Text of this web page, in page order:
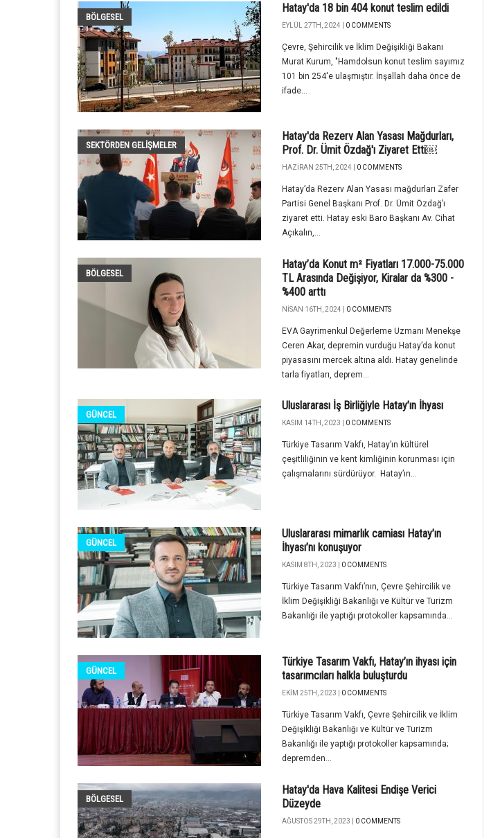
BÖLGESEL
Hatay'da 18 bin 404 konut teslim edildi
EYLÜL 27TH, 2024 | 0 COMMENTS
Çevre, Şehircilik ve İklim Değişikliği Bakanı
Murat Kurum, "Hamdolsun konut teslim sayımız
101 bin 254'e ulaşmıştır. İnşallah daha önce de
ifade...
SEKTÖRDEN GELIŞMELER
Hatay'da Rezerv Alan Yasası Mağdurları,
Prof. Dr. Ümit Özdağ'ı Ziyaret Etti￼
HAZIRAN 25TH, 2024 | 0 COMMENTS
Hatay’da Rezerv Alan Yasası mağdurları Zafer
Partisi Genel Başkanı Prof. Dr. Ümit Özdağ’ı
ziyaret etti. Hatay eski Baro Başkanı Av. Cihat
Açıkalın,...
BÖLGESEL
Hatay’da Konut m² Fiyatları 17.000-75.000
TL Arasında Değişiyor, Kiralar da %300 -
%400 arttı
NISAN 16TH, 2024 | 0 COMMENTS
EVA Gayrimenkul Değerleme Uzmanı Menekşe
Ceren Akar, depremin vurduğu Hatay’da konut
piyasasını mercek altına aldı. Hatay genelinde
tarla fiyatları, deprem...
GÜNCEL
Uluslararası İş Birliğiyle Hatay’ın İhyası
KASIM 14TH, 2023 | 0 COMMENTS
Türkiye Tasarım Vakfı, Hatay’ın kültürel
çeşitliliğinin ve kent kimliğinin korunması için
çalışmalarını sürdürüyor. Hatay’ın...
GÜNCEL
Uluslararası mimarlık camiası Hatay’ın
İhyası’nı konuşuyor
KASIM 8TH, 2023 | 0 COMMENTS
Türkiye Tasarım Vakfı’nın, Çevre Şehircilik ve
İklim Değişikliği Bakanlığı ve Kültür ve Turizm
Bakanlığı ile yaptığı protokoller kapsamında...
GÜNCEL
Türkiye Tasarım Vakfı, Hatay’ın ihyası için
tasarımcıları halkla buluşturdu
EKIM 25TH, 2023 | 0 COMMENTS
Türkiye Tasarım Vakfı, Çevre Şehircilik ve İklim
Değişikliği Bakanlığı ve Kültür ve Turizm
Bakanlığı ile yaptığı protokoller kapsamında;
depremden...
BÖLGESEL
Hatay'da Hava Kalitesi Endişe Verici
Düzeyde
AĞUSTOS 29TH, 2023 | 0 COMMENTS